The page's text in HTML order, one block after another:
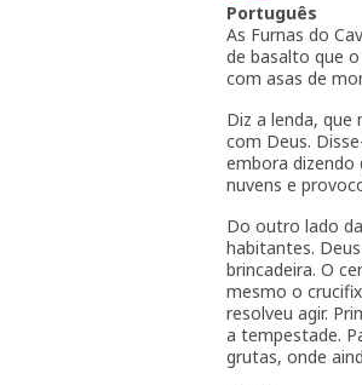
Português
As Furnas do
de basalto que
com asas de
Diz a lenda,
com Deus.
embora dizendo
nuvens e
Do outro lado
habitantes.
brincadeira. O
mesmo o
resolveu agir.
a tempestade.
grutas, onde